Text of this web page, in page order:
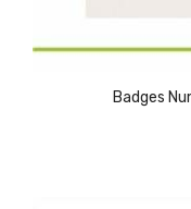
Badges